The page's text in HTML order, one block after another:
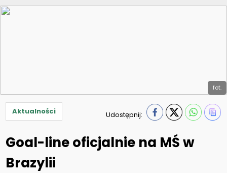
fot.
Aktualności Udostępnij:
Goal-line oficjalnie na MŚ w
Brazylii